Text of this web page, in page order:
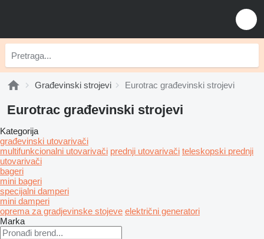
Građevinski strojevi Eurotrac građevinski strojevi
Eurotrac građevinski strojevi
Kategorija
građevinski utovarivači
multifunkcionalni utovarivači prednji utovarivači teleskopski prednji
utovarivači
bageri
mini bageri
specijalni damperi
mini damperi
oprema za gradjevinske stojeve električni generatori
Marka